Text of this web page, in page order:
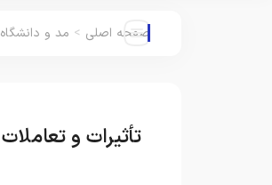
صفحه اصلی > مد و دانشگاه
تأثیرات و